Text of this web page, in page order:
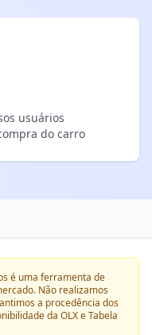
usuários
do carro
é uma ferramenta de
Não realizamos
a procedência dos
da OLX e Tabela